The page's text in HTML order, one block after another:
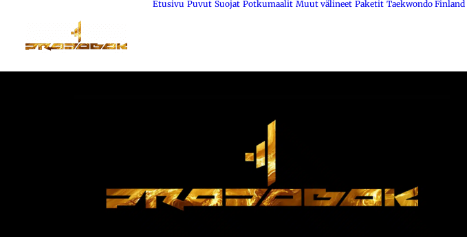
Etusivu Puvut Suojat Potkumaalit Muut välineet Paketit Taekwondo Finland